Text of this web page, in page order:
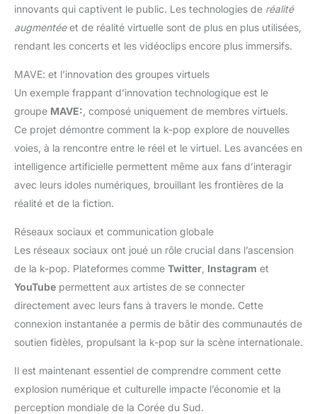
innovants qui captivent le public. Les technologies de réalité
augmentéeet de réalité virtuelle sont de plus en plus utilisées,
rendant les concerts et les vidéoclips encore plus immersifs.
MAVE: et l’innovation des groupes virtuels
Un exemple frappant d’innovation technologique est le
groupe MAVE: , composé uniquement de membres virtuels.
Ce projet démontre comment la k-pop explore de nouvelles
voies, à la rencontre entre le réel et le virtuel. Les avancées en
intelligence artificielle permettent même aux fans d’interagir
avec leurs idoles numériques, brouillant les frontières de la
réalité et de la fiction.
Réseaux sociaux et communication globale
Les réseaux sociaux ont joué un rôle crucial dans l’ascension
de la k-pop. Plateformes comme Twitter Instagram et
YouTube permettent aux artistes de se connecter
directement avec leurs fans à travers le monde. Cette
connexion instantanée a permis de bâtir des communautés de
soutien fidèles, propulsant la k-pop sur la scène internationale.
Il est maintenant essentiel de comprendre comment cette
explosion numérique et culturelle impacte l’économie et la
perception mondiale de la Corée du Sud.